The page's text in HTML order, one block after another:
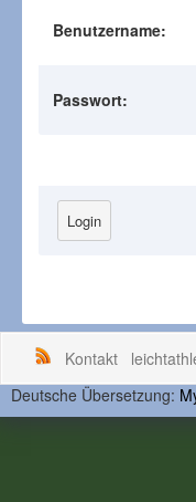
Benutzername:
Passwort:
Kontakt
Deutsche Übersetzung: